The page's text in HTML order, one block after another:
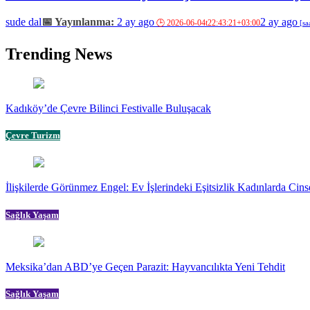
sude dal 2 ay ago 2 ay ago
Trending News
Kadıköy’de Çevre Bilinci Festivalle Buluşacak
Çevre Turizm
İlişkilerde Görünmez Engel: Ev İşlerindeki Eşitsizlik Kadınlarda
Sağlık Yaşam
Meksika’dan ABD’ye Geçen Parazit: Hayvancılıkta Yeni Tehdit
Sağlık Yaşam